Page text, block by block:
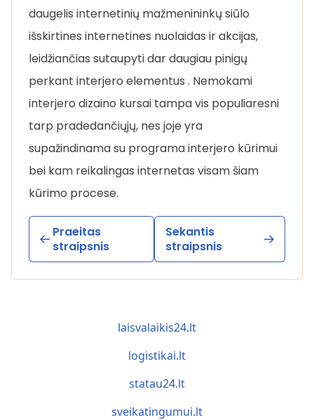
daugelis internetinių mažmenininkų siūlo
išskirtines internetines nuolaidas ir akcijas,
leidžiančias sutaupyti dar daugiau pinigų
perkant interjero elementus . Nemokami
interjero dizaino kursai tampa vis populiaresni
tarp pradedančiųjų, nes joje yra
supažindinama su programa interjero kūrimui
bei kam reikalingas internetas visam šiam
kūrimo procese.
Praeitas
straipsnis
Sekantis
straipsnis
laisvalaikis24.lt
logistikai.lt
statau24.lt
sveikatingumui.lt